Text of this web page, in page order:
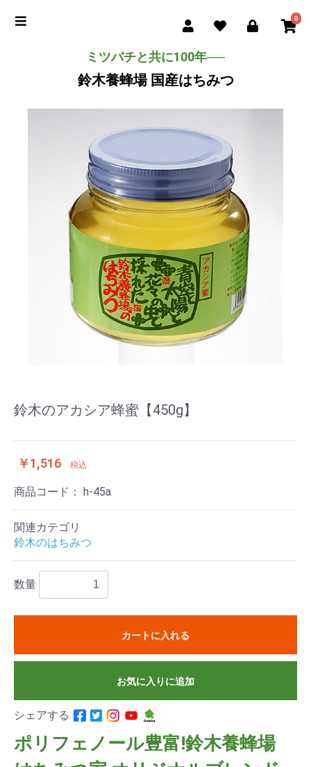
0
ミツバチと共に100年──
鈴木養蜂場 国産はちみつ
鈴木のアカシア蜂蜜【450g】
￥1,516 税込
商品コード： h-45a
関連カテゴリ
鈴木のはちみつ
数量
カートに入れる
お気に入りに追加
シェアする
ポリフェノール豊富!鈴木養蜂場